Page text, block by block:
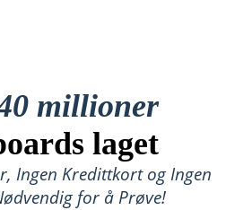
millioner
laget
Ingen Kredittkort og Ingen
for å Prøve!